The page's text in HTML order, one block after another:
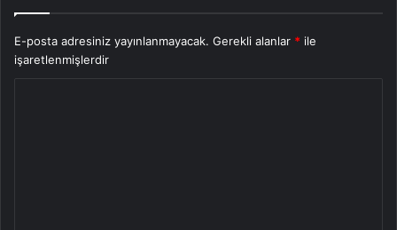
E-posta adresiniz yayınlanmayacak. Gerekli alanlar * ile
işaretlenmişlerdir